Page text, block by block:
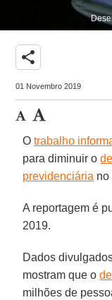
share
01 Novembro 2019
Otrabalho
para diminuir o
previdenciária no
A reportagem é
2019.
Dados
mostram que o
milhões de